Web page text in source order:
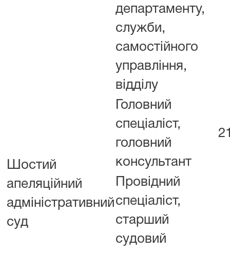
Шостий
апеляційний
адміністративний
суд
департаменту,
служби,
самостійного
управління,
відділу
Головний
спеціаліст,
головний
консультант
Провідний
спеціаліст,
старший
судовий